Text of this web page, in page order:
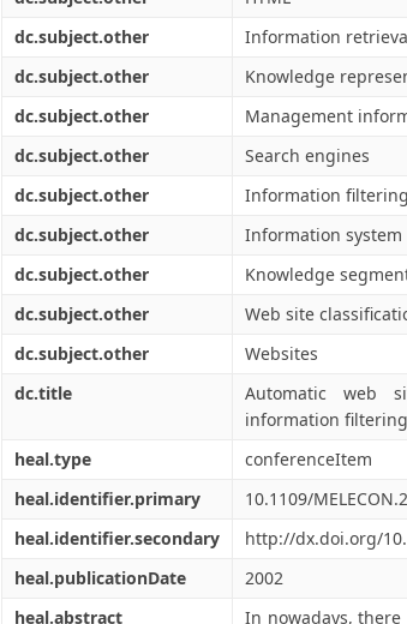
dc.subject.other
Information
dc.subject.other
Knowledge
dc.subject.other
Management
dc.subject.other
Search engines
dc.subject.other
Information filtering
dc.subject.other
Information system
dc.subject.other
Knowledge
dc.subject.other
Web site
dc.subject.other
Websites
dc.title
Automatic web
information
heal.type conferenceItem
heal.identifier.primary
10.1109/
heal.identifier.secondary
http://dx.doi.org/
heal.publicationDate
2002
heal.abstract
In nowadays,